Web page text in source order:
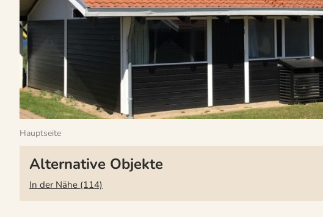
Hauptseite
Alternative Objekte
In der Nähe (114)